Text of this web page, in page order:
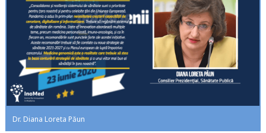
Dr. Diana Loreta Păun